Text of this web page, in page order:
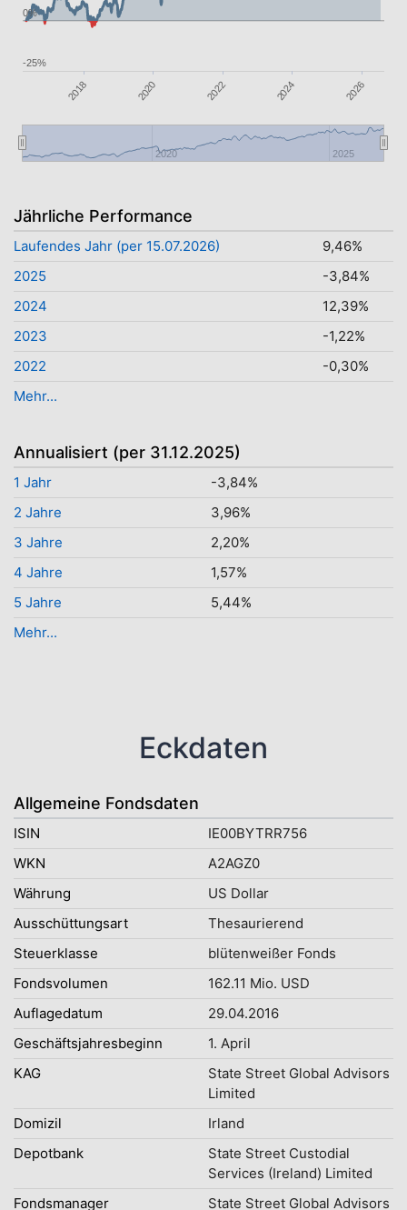
2018 2020 2022 2024 2026
2020 2025
-25%
0%
Jährliche Performance
Laufendes Jahr (per 15.07.2026)
9,46%
2025
-3,84%
2024
12,39%
2023
-1,22%
2022
-0,30%
Mehr...
Annualisiert (per 31.12.2025)
1 Jahr
-3,84%
2 Jahre
3,96%
3 Jahre
2,20%
4 Jahre
1,57%
5 Jahre
5,44%
Mehr...
Eckdaten
Allgemeine Fondsdaten
ISIN
IE00BYTRR756
WKN
A2AGZ0
Währung
US Dollar
Ausschüttungsart
Thesaurierend
Steuerklasse
blütenweißer Fonds
Fondsvolumen
162.11 Mio. USD
Auflagedatum
29.04.2016
Geschäftsjahresbeginn
1. April
KAG
State Street Global Advisors
Limited
Domizil
Irland
Depotbank
State Street Custodial
Services (Ireland) Limited
Fondsmanager
State Street Global Advisors